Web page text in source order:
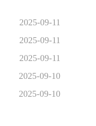
2025-09-11
2025-09-11
2025-09-11
2025-09-10
2025-09-10